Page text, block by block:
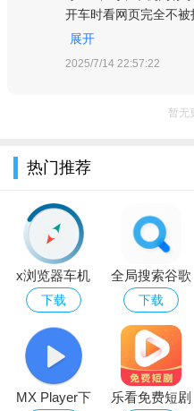
开车时看网页完全不被
秒懂。而且不后台偷
展开
2025/7/14 22:57:22
暂无
热门推荐
x浏览器车机
版2026最新版
下载
全局搜索谷歌
版下载2026最
新版
下载
MX Player下
乐看免费短剧